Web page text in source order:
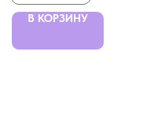
В КОРЗИНУ